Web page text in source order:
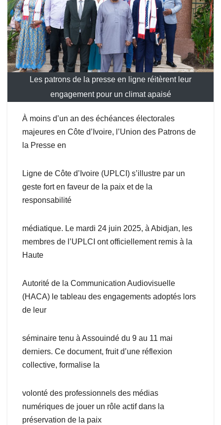
Les patrons de la presse en ligne réitèrent leur
engagement pour un climat apaisé
À moins d’un an des échéances électorales
majeures en Côte d’Ivoire, l’Union des Patrons de
la Presse en
Ligne de Côte d’Ivoire (UPLCI) s’illustre par un
geste fort en faveur de la paix et de la
responsabilité
médiatique. Le mardi 24 juin 2025, à Abidjan, les
membres de l’UPLCI ont officiellement remis à la
Haute
Autorité de la Communication Audiovisuelle
(HACA) le tableau des engagements adoptés lors
de leur
séminaire tenu à Assouindé du 9 au 11 mai
derniers. Ce document, fruit d’une réflexion
collective, formalise la
volonté des professionnels des médias
numériques de jouer un rôle actif dans la
préservation de la paix